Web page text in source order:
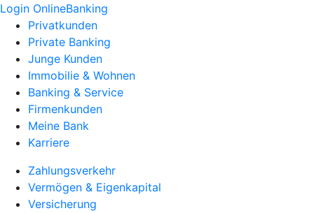
Login OnlineBanking
Privatkunden
Private Banking
Junge Kunden
Immobilie & Wohnen
Banking & Service
Firmenkunden
Meine Bank
Karriere
Zahlungsverkehr
Vermögen & Eigenkapital
Versicherung